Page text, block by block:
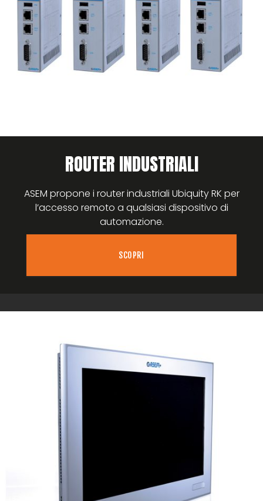
ROUTER INDUSTRIALI
ASEM propone i router industriali Ubiquity RK per
l’accesso remoto a qualsiasi dispositivo di
automazione.
SCOPRI